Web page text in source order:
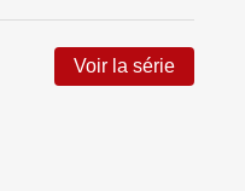
Voir la série